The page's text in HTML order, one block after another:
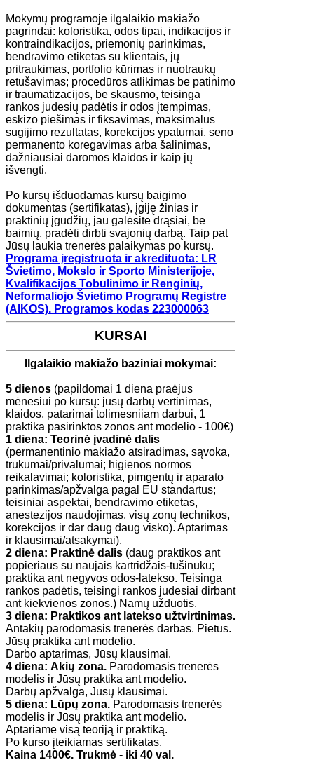
Mokymų programoje ilgalaikio makiažo
pagrindai: koloristika, odos tipai, indikacijos ir
kontraindikacijos, priemonių parinkimas,
bendravimo etiketas su klientais, jų
pritraukimas, portfolio kūrimas ir nuotraukų
retušavimas; procedūros atlikimas be patinimo
ir traumatizacijos, be skausmo, teisinga
rankos judesių padėtis ir odos įtempimas,
eskizo piešimas ir fiksavimas, maksimalus
sugijimo rezultatas, korekcijos ypatumai, seno
permanento koregavimas arba šalinimas,
dažniausiai daromos klaidos ir kaip jų
išvengti.
Po kursų išduodamas kursų baigimo
dokumentas (sertifikatas), įgiję žinias ir
praktinių įgudžių, jau galėsite drąsiai, be
baimių, pradėti dirbti svajonių darbą. Taip pat
Jūsų laukia trenerės palaikymas po kursų.
Programa įregistruota ir akredituota: LR
Švietimo, Mokslo ir Sporto Ministerijoje,
Kvalifikacijos Tobulinimo ir Renginių,
Neformaliojo Švietimo Programų Registre
(AIKOS). Programos kodas 223000063
KURSAI
​Ilgalaikio makiažo baziniai mokymai:
5 dienos (papildomai 1 diena praėjus
mėnesiui po kursų: jūsų darbų vertinimas,
klaidos, patarimai tolimesniiam darbui, 1
praktika pasirinktos zonos ant modelio - 100€)
1 diena: Teorinė įvadinė dalis
(permanentinio makiažo atsiradimas, sąvoka,
trūkumai/privalumai; higienos normos
reikalavimai; koloristika, pimgentų ir aparato
parinkimas/apžvalga pagal EU standartus;
teisiniai aspektai, bendravimo etiketas,
anestezijos naudojimas, visų zonų technikos,
korekcijos ir dar daug daug visko). Aptarimas
ir klausimai/atsakymai).
2 diena: Praktinė dalis (daug praktikos ant
popieriaus su naujais kartridžais-tušinuku;
praktika ant negyvos odos-latekso. Teisinga
rankos padėtis, teisingi rankos judesiai dirbant
ant kiekvienos zonos.) Namų užduotis.
3 diena: Praktikos ant latekso užtvirtinimas.
Antakių parodomasis trenerės darbas. Pietūs.
Jūsų praktika ant modelio.
Darbo aptarimas, Jūsų klausimai.
4 diena: Akių zona. Parodomasis trenerės
modelis ir Jūsų praktika ant modelio.
Darbų apžvalga, Jūsų klausimai.
5 diena: Lūpų zona. Parodomasis trenerės
modelis ir Jūsų praktika ant modelio.
Aptariame visą teoriją ir praktiką.
Po kurso įteikiamas sertifikatas.
Kaina 1400€. Trukmė - iki 40 val.